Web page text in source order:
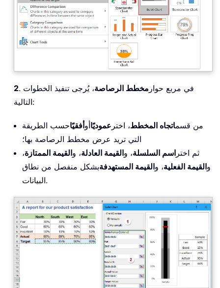
2 . في مربع حوار مخطط الرصاصة، يُرجى تنفيذ الخطوات
التالية:
من قسماتجاه المخطط، اختر عموديًاأوأفقيًاحسب الطريقة
التي تريد عرض مخطط الرصاصة بها؛
ثم اختر اسم السلسلة، والقيمة العادلة، والقيمة الممتازة،
والقيمة الفعلية، والقيمة المستهدفةبشكل منفصل من نطاق
البيانات.